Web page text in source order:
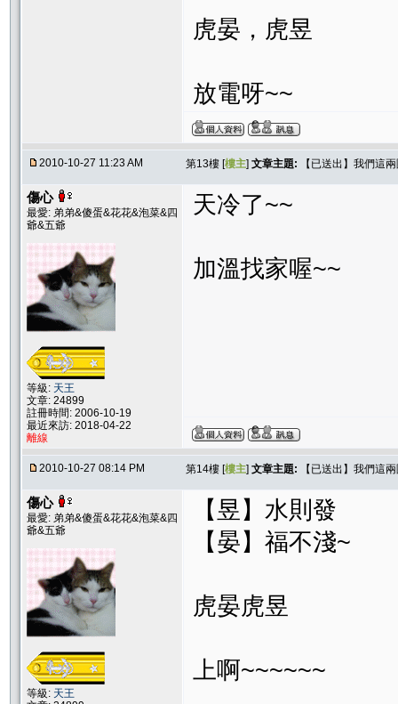
虎晏，虎昱
放電呀~~
2010-10-27 11:23 AM 第13樓 [樓主] 文章主題: 【已送出】我們
傷心
最愛: 弟弟&傻蛋&花花&泡菜&四
爺&五爺
等級: 天王
文章: 24899
註冊時間: 2006-10-19
最近來訪: 2018-04-22
離線
天冷了~~
加溫找家喔~~
2010-10-27 08:14 PM 第14樓 [樓主] 文章主題: 【已送出】我們
傷心
最愛: 弟弟&傻蛋&花花&泡菜&四
爺&五爺
等級: 天王
【昱】水則發
【晏】福不淺~
虎晏虎昱
上啊~~~~~~